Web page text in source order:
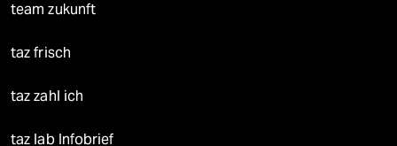
team zukunft
taz frisch
taz zahl ich
taz lab Infobrief